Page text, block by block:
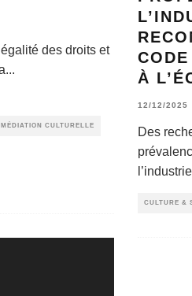
des droits et
...
CULTURELLE
À
12/12/2025
Des
CULTURE &